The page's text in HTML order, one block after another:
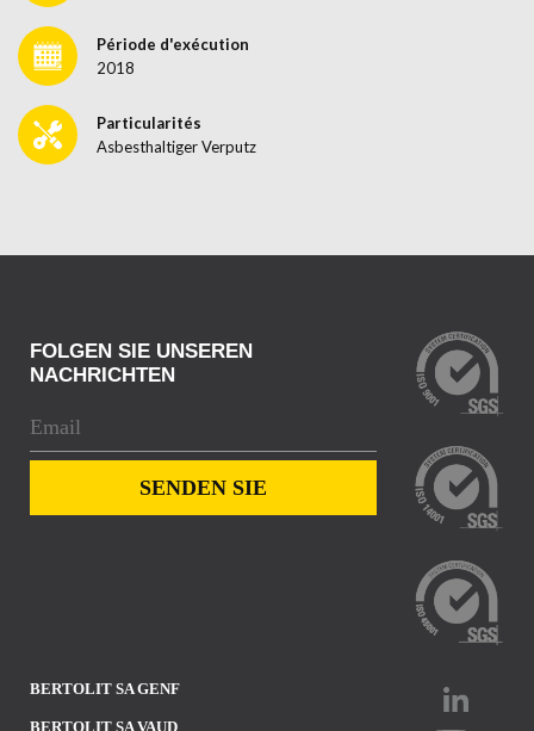
Période d'exécution
2018
Particularités
Asbesthaltiger Verputz
BERTOLIT SA GENF
BERTOLIT SA VAUD
FOLGEN SIE UNSEREN
NACHRICHTEN